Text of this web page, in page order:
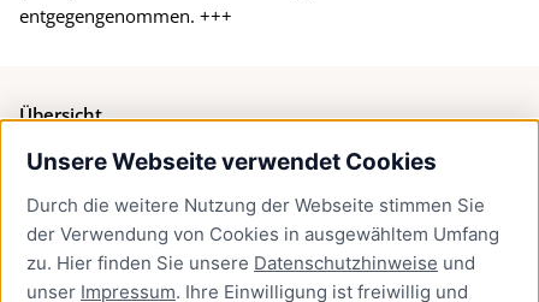
Unsere Webseite verwendet Cookies
Durch die weitere Nutzung der Webseite stimmen Sie
der Verwendung von Cookies in ausgewähltem Umfang
zu. Hier finden Sie unsere Datenschutzhinweise und
unser Impressum. Ihre Einwilligung ist freiwillig und
entgegengenommen. +++
Übersicht
Bürgerservice
Presse
Newsletter Lübeck:kompakt